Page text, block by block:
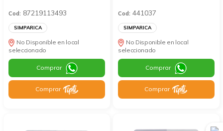
Cod: 87219113493
SIMPARICA
No Disponible en local
seleccionado
Comprar
Comprar
Cod: 441037
SIMPARICA
No Disponible en local
seleccionado
Comprar
Comprar